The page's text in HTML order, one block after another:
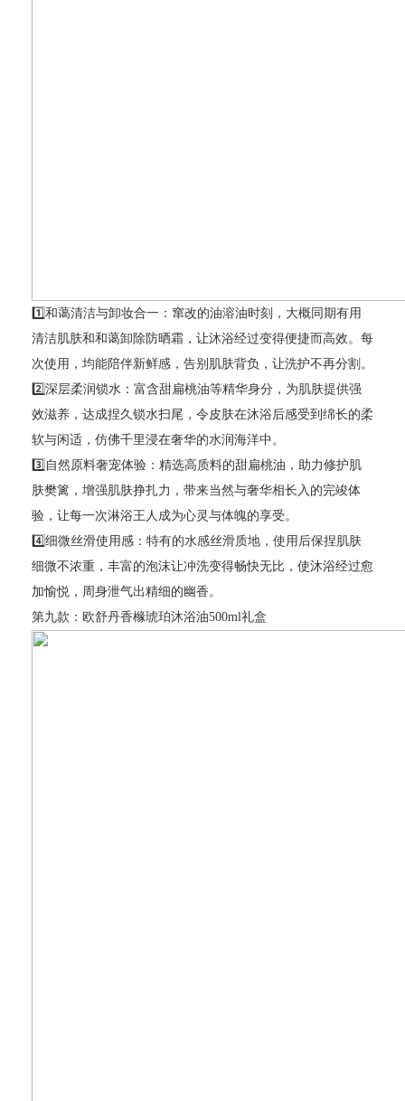
1️⃣和蔼清洁与卸妆合一：窜改的油溶油时刻，大概同期有用
清洁肌肤和和蔼卸除防晒霜，让沐浴经过变得便捷而高效。每
次使用，均能陪伴新鲜感，告别肌肤背负，让洗护不再分割。
2️⃣深层柔润锁水：富含甜扁桃油等精华身分，为肌肤提供强
效滋养，达成捏久锁水扫尾，令皮肤在沐浴后感受到绵长的柔
软与闲适，仿佛千里浸在奢华的水润海洋中。
3️⃣自然原料奢宠体验：精选高质料的甜扁桃油，助力修护肌
肤樊篱，增强肌肤挣扎力，带来当然与奢华相长入的完竣体
验，让每一次淋浴王人成为心灵与体魄的享受。
4️⃣细微丝滑使用感：特有的水感丝滑质地，使用后保捏肌肤
细微不浓重，丰富的泡沫让冲洗变得畅快无比，使沐浴经过愈
加愉悦，周身泄气出精细的幽香。
第九款：欧舒丹香橼琥珀沐浴油500ml礼盒